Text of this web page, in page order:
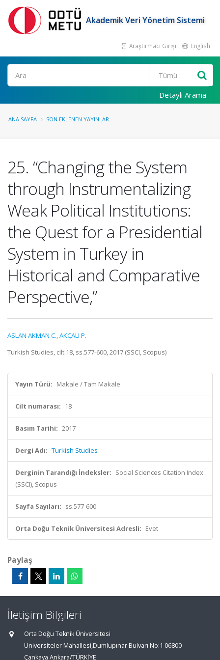
Akademik Veri Yönetim Sistemi
Araştırmacı Girişi English
Ara
Detaylı Arama
ANA SAYFA SON EKLENEN YAYINLAR
25. “Changing the System
through Instrumentalizing
Weak Political Institutions:
the Quest for a Presidential
System in Turkey in
Historical and Comparative
Perspective,”
ASLAN AKMAN C.,AKÇALI P.
Turkish Studies, cilt.18, ss.577-600, 2017 (SSCI, Scopus)
Yayın Türü: Makale / Tam Makale
Cilt numarası: 18
Basım Tarihi: 2017
Dergi Adı: Turkish Studies
Derginin Tarandığı İndeksler: Social Sciences Citation Index
(SSCI), Scopus
Sayfa Sayıları: ss.577-600
Orta Doğu Teknik Üniversitesi Adresli: Evet
Paylaş
İletişim Bilgileri
Orta Doğu Teknik Üniversitesi
Üniversiteler Mahallesi,Dumlupınar Bulvarı No:1 06800
Çankaya Ankara/TÜRKİYE